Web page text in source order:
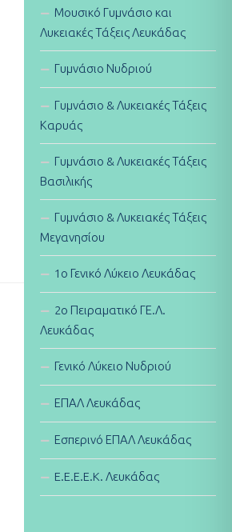
Μουσικό Γυμνάσιο και
Λυκειακές Τάξεις Λευκάδας
Γυμνάσιο Νυδριού
Γυμνάσιο & Λυκειακές Τάξεις
Καρυάς
Γυμνάσιο & Λυκειακές Τάξεις
Βασιλικής
Γυμνάσιο & Λυκειακές Τάξεις
Μεγανησίου
1ο Γενικό Λύκειο Λευκάδας
2ο Πειραματικό ΓΕ.Λ.
Λευκάδας
Γενικό Λύκειο Νυδριού
ΕΠΑΛ Λευκάδας
Εσπερινό ΕΠΑΛ Λευκάδας
E.E.E.E.K. Λευκάδας